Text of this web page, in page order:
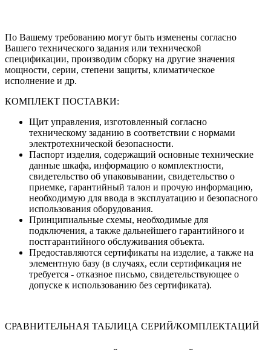
По Вашему требованию могут быть изменены согласно
Вашего технического задания или технической
спецификации, производим сборку на другие значения
мощности, серии, степени защиты, климатическое
исполнение и др.
КОМПЛЕКТ ПОСТАВКИ:
Щит управления, изготовленный согласно
техническому заданию в соответствии с нормами
электротехнической безопасности.
Паспорт изделия, содержащий основные технические
данные шкафа, информацию о комплектности,
свидетельство об упаковывании, свидетельство о
приемке, гарантийный талон и прочую информацию,
необходимую для ввода в эксплуатацию и безопасного
использования оборудования.
Принципиальные схемы, необходимые для
подключения, а также дальнейшего гарантийного и
постгарантийного обслуживания объекта.
Предоставляются сертификаты на изделие, а также на
элементную базу (в случаях, если сертификация не
требуется - отказное письмо, свидетельствующее о
допуске к использованию без сертификата).
СРАВНИТЕЛЬНАЯ ТАБЛИЦА СЕРИЙ/КОМПЛЕКТАЦИЙ